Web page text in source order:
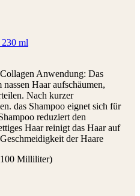
Anwendung: Das
Haar aufschäumen,
Nach kurzer
das Shampoo eignet sich für
reduziert den
Haar reinigt das Haar auf
der Haare
Milliliter)